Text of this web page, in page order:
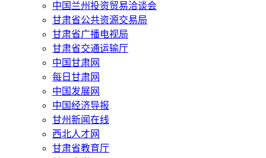
中国兰州投资贸易洽谈会
甘肃省公共资源交易局
甘肃省广播电视局
甘肃省交通运输厅
中国甘肃网
每日甘肃网
中国发展网
中国经济导报
甘州新闻在线
西北人才网
甘肃省教育厅